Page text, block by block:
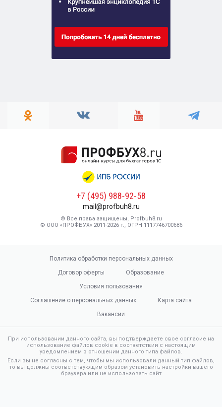
+7 (495) 988-92-58
mail@profbuh8.ru
© Все права защищены, Profbuh8.ru
© ООО «ПРОФБУХ» 2011-2026 г., ОГРН 1117746700686
Политика обработки персональных данных
Договор оферты
Образование
Условия пользования
Соглашение о персональных данных
Карта сайта
Вакансии
При использовании данного сайта, вы подтверждаете свое согласие на
использование файлов cookie в соответствии с настоящим
уведомлением в отношении данного типа файлов.
Если вы не согласны с тем, чтобы мы использовали данный тип файлов,
то вы должны соответствующим образом установить настройки вашего
браузера или не использовать сайт